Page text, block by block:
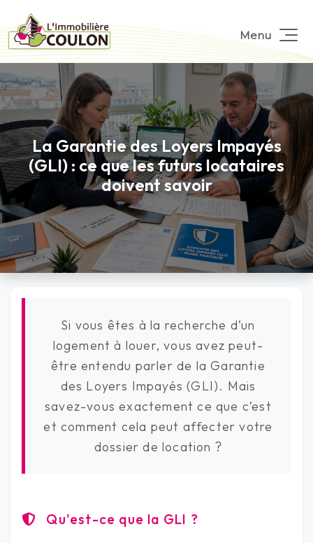
Menu
La Garantie des Loyers Impayés
(GLI) : ce que les futurs locataires
doivent savoir
Si vous êtes à la recherche d’un
logement à louer, vous avez peut-
être entendu parler de la Garantie
des Loyers Impayés (GLI). Mais
savez-vous exactement ce que c’est
et comment cela peut affecter votre
dossier de location ?
Qu'est-ce que la GLI ?